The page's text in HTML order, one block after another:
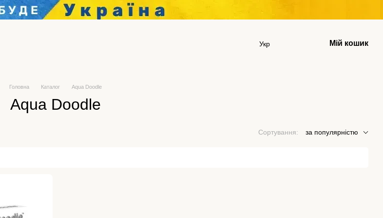
Укр Мій кошик
Головна Каталог Aqua Doodle
Aqua Doodle
Сортування: за популярністю